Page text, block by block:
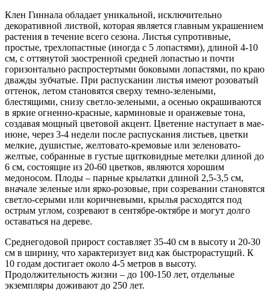
Клен Гиннала обладает уникальной, исключительно
декоративной листвой, которая является главным украшением
растения в течение всего сезона. Листья супротивные,
простые, трехлопастные (иногда с 5 лопастями), длиной 4-10
см, с оттянутой заостренной средней лопастью и почти
горизонтально распростертыми боковыми лопастями, по краю
дважды зубчатые. При распускании листья имеют розоватый
оттенок, летом становятся сверху темно-зелеными,
блестящими, снизу светло-зелеными, а осенью окрашиваются
в яркие огненно-красные, карминовые и оранжевые тона,
создавая мощный цветовой акцент. Цветение наступает в мае-
июне, через 3-4 недели после распускания листьев, цветки
мелкие, душистые, желтовато-кремовые или зеленовато-
желтые, собранные в густые щитковидные метелки длиной до
6 см, состоящие из 20-60 цветков, являются хорошим
медоносом. Плоды – парные крылатки длиной 2,5-3,5 см,
вначале зеленые или ярко-розовые, при созревании становятся
светло-серыми или коричневыми, крылья расходятся под
острым углом, созревают в сентябре-октябре и могут долго
оставаться на дереве.
Среднегодовой прирост составляет 35-40 см в высоту и 20-30
см в ширину, что характеризует вид как быстрорастущий. К
10 годам достигает около 4-5 метров в высоту.
Продолжительность жизни – до 100-150 лет, отдельные
экземпляры доживают до 250 лет.